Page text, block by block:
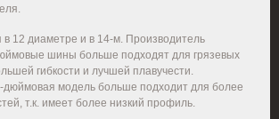
12 диаметре и в 14-м. Производитель
шины больше подходят для грязевых
гибкости и лучшей плавучести.
дюймовая модель больше подходит для более
т.к. имеет более низкий профиль.